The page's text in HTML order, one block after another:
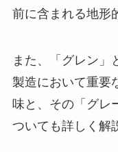
前に含まれる地形
また、「グレン」
製造において重要
味と、その「グレ
ついても詳しく解